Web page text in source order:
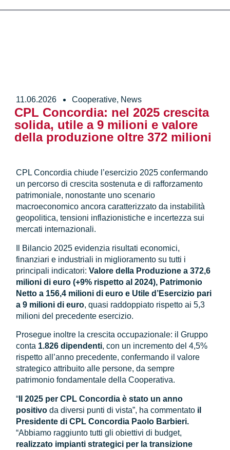
11.06.2026 Cooperative, News
CPL Concordia: nel 2025 crescita
solida, utile a 9 milioni e valore
della produzione oltre 372 milioni
CPL Concordia chiude l’esercizio 2025 confermando
un percorso di crescita sostenuta e di rafforzamento
patrimoniale, nonostante uno scenario
macroeconomico ancora caratterizzato da instabilità
geopolitica, tensioni inflazionistiche e incertezza sui
mercati internazionali.
Il Bilancio 2025 evidenzia risultati economici,
finanziari e industriali in miglioramento su tutti i
principali indicatori:Valore della Produzione a 372,6
milioni di euro (+9% rispetto al 2024), Patrimonio
Netto a 156,4 milioni di euro e Utile d’Esercizio pari
a 9 milioni di euro, quasi raddoppiato rispetto ai 5,3
milioni del precedente esercizio.
Prosegue inoltre la crescita occupazionale: il Gruppo
conta 1.826 dipendenti, con un incremento del 4,5%
rispetto all’anno precedente, confermando il valore
strategico attribuito alle persone, da sempre
patrimonio fondamentale della Cooperativa.
“ Il 2025 per CPL Concordia è stato un anno
positivo da diversi punti di vista”, ha commentato il
Presidente di CPL Concordia Paolo Barbieri.
“Abbiamo raggiunto tutti gli obiettivi di budget,
realizzato impianti strategici per la transizione